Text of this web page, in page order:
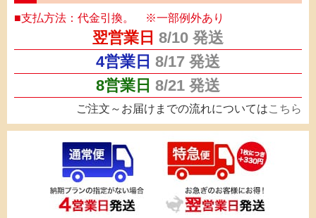
■支払方法：代金引換。 ※一部例外あり
翌営業日 8/10 発送
4営業日 8/17 発送
8営業日 8/21 発送
ご注文～お届けまでの流れについてはこちら